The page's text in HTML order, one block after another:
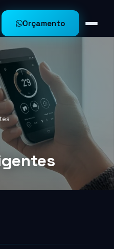
Orçamento